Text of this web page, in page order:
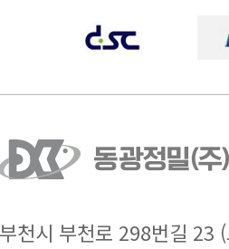
천시 부천로 298번길 23